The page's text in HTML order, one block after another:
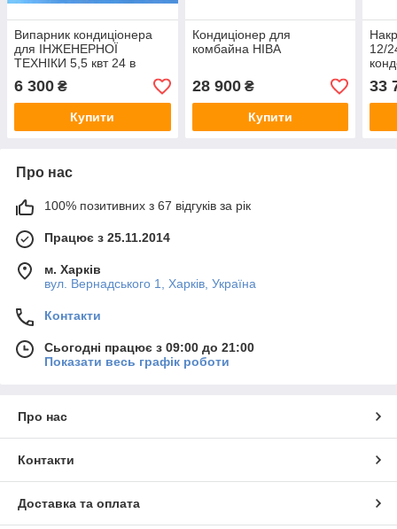
Випарник кондиціонера
для ІНЖЕНЕРНОЇ
ТЕХНІКИ 5,5 квт 24 в
6 300 ₴
Купити
Кондиціонер для
комбайна НІВА
28 900₴
Купити
12/
33
Про нас
100% позитивних з 67 відгуків за рік
Працює з 25.11.2014
м. Харків
вул. Вернадського 1, Харків, Україна
Контакти
Сьогодні працює з 09:00 до 21:00
Показати весь графік роботи
Про нас
Контакти
Доставка та оплата